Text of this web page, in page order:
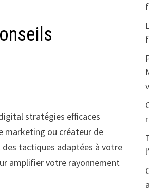
stratégies efficaces
marketing ou créateur de
tactiques adaptées à votre
amplifier votre rayonnement